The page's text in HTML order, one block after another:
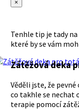
×
Tenhle tip je tady
které by se vám
Zátěžová deka
Věděli jste, že
co takhle se nechat
terapie pomocí